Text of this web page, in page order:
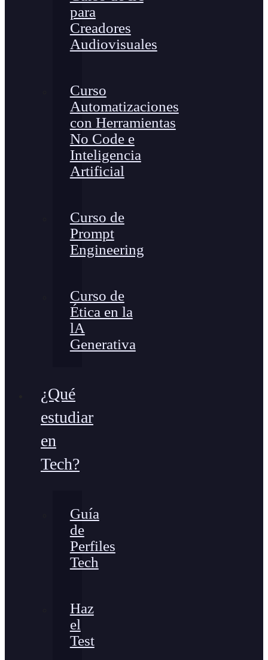
para
Creadores
Audiovisuales
Curso
Automatizaciones
con Herramientas
No Code e
Inteligencia
Artificial
Curso de
Prompt
Engineering
Curso de
Ética en la
lA
Generativa
¿Qué
estudiar
en
Tech?
Guía
de
Perfiles
Tech
Haz
el
Test